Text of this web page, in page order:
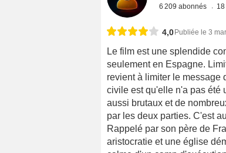
6 209 abonnés
4,0 Publiée le 3
Le film est une splendide
seulement en Espagne.
revient à limiter le message
civile est qu'elle n'a pas été
aussi brutaux et de
par les deux parties. C'est
Rappelé par son père de
aristocratie et une église